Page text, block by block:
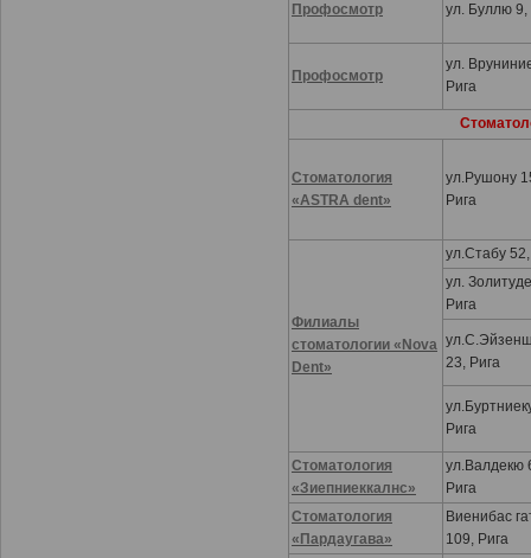
Профосмотр ул. Буллю 9,
Профосмотр
ул.
Рига
Стоматология
«ASTRA dent»
ул.Рушону
Рига
Филиалы
стоматологии «Nova
Dent»
ул.Стабу
ул.
Рига
23, Рига
Рига
Стоматология
«Зиепниеккалнс»
ул.Валдекю
Рига
Стоматология
« Пардаугава»
Виенибас
109, Рига